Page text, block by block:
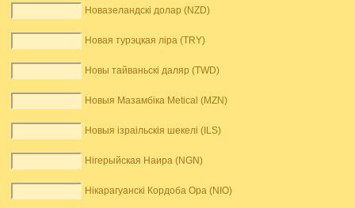
Новазеландскі долар (NZD)
Новая турэцкая ліра (TRY)
Новы тайваньскі даляр (TWD)
Новыя Мазамбіка Metical (MZN)
Новыя ізраільскія шекелі (ILS)
Нігерыйская Наира (NGN)
Нікарагуанскі Кордоба Ора (NIO)